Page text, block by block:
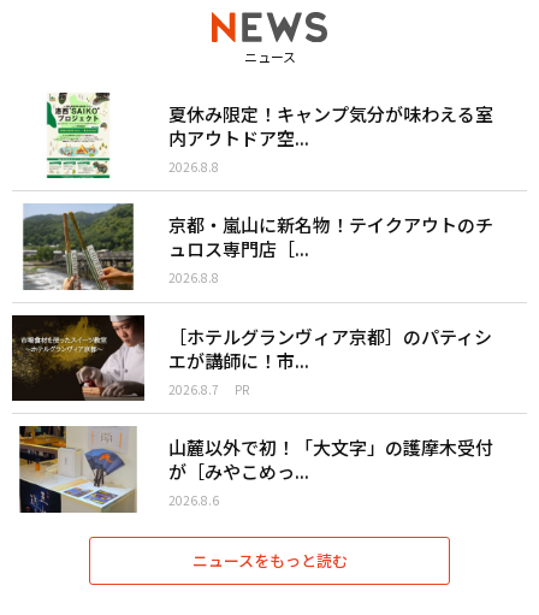
ニュース
夏休み限定！キャンプ気分が味わえる室
内アウトドア空...
2026.8.8
京都・嵐山に新名物！テイクアウトのチ
ュロス専門店［...
2026.8.8
［ホテルグランヴィア京都］のパティシ
エが講師に！市...
2026.8.7 PR
山麓以外で初！「大文字」の護摩木受付
が［みやこめっ...
2026.8.6
ニュースをもっと読む